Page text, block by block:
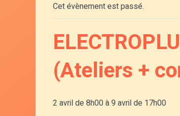
Cet évènement est passé.
(Ateliers +
2 avril de 8h00à9 avril de 17h00